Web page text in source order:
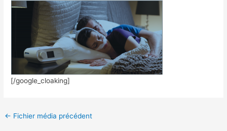
[/google_cloaking]
← Fichier média précédent